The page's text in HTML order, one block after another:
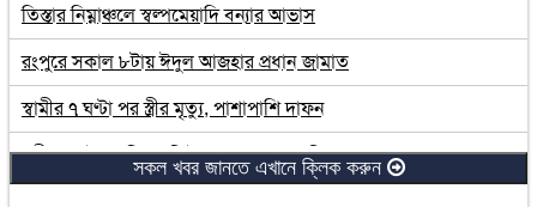
তিস্তার নিম্নাঞ্চলে স্বল্পমেয়াদি বন্যার আভাস
রংপুরে সকাল ৮টায় ঈদুল আজহার প্রধান জামাত
স্বামীর ৭ ঘণ্টা পর স্ত্রীর মৃত্যু, পাশাপাশি দাফন
নদীর পেটে কোটি কোটি টাকা, তবুও মেলেনি সুফল
সকল খবর জানতে এখানে ক্লিক করুন